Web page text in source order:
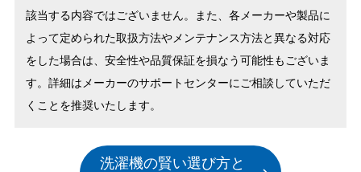
該当する内容ではございません。また、各メーカーや製品に
よって定められた取扱方法やメンテナンス方法と異なる対応
をした場合は、安全性や品質保証を損なう可能性もございま
す。詳細はメーカーのサポートセンターにご相談していただ
くことを推奨いたします。
洗濯機の賢い選び方と